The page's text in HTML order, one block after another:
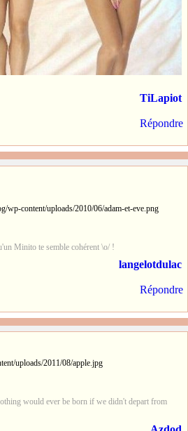
TiLapiot
Répondre
Minito te semble cohérent \o/ !
langelotdulac
Répondre
would ever be born if we didn't depart from